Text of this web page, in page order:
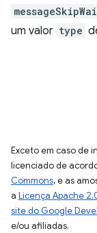
um valor type
Exceto em caso de
licenciado de
Commons, e as
a Licença Apache
site do Google
e/ou afiliadas.